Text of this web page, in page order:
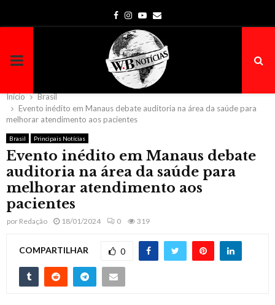
Facebook
Instagram
Youtube
Email
PRIMARY
MENU
Início
Brasil
Evento inédito em Manaus debate auditoria na área da saúde para
melhorar atendimento aos pacientes
Brasil Principais Notícias
Evento inédito em Manaus debate
auditoria na área da saúde para
melhorar atendimento aos
pacientes
por Redação 18/01/2024 0 319
COMPARTILHAR 0